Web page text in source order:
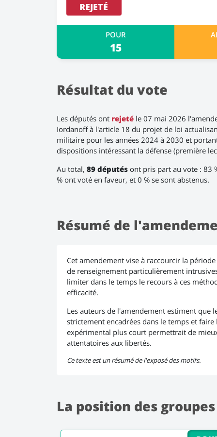
REJETÉ
POUR
15
Résultat du vote
Les députés ont rejeté le 07 mai 2026
Iordanoff à l'article 18 du projet de loi
militaire pour les années 2024 à 2030 et
dispositions intéressant la défense (première
Au total, 89 députés ont pris part au vote : 83
% ont voté en faveur, et 0 % se sont abstenus.
Résumé de
Cet amendement vise à raccourcir la
de renseignement particulièrement
limiter dans le temps le recours à ces
efficacité.
Les auteurs de l'amendement estiment que
strictement encadrées dans le temps et
expérimental plus court permettrait de
attentatoires aux libertés.
Ce texte est un résumé de l'exposé des motifs.
La position des groupes